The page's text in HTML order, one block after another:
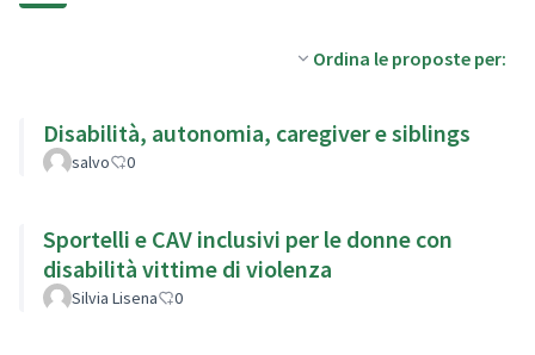
Ordina le proposte per:
Disabilità, autonomia, caregiver e siblings
salvo 0
Sportelli e CAV inclusivi per le donne con
disabilità vittime di violenza
Silvia Lisena 0